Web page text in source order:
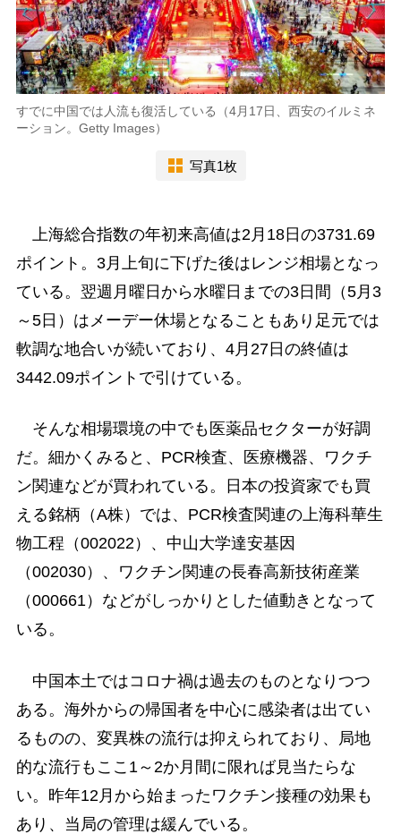
すでに中国では人流も復活している（4月17日、西安のイルミネ
ーション。Getty Images）
写真1枚
上海総合指数の年初来高値は2月18日の3731.69
ポイント。3月上旬に下げた後はレンジ相場となっ
ている。翌週月曜日から水曜日までの3日間（5月3
～5日）はメーデー休場となることもあり足元では
軟調な地合いが続いており、4月27日の終値は
3442.09ポイントで引けている。
そんな相場環境の中でも医薬品セクターが好調
だ。細かくみると、PCR検査、医療機器、ワクチ
ン関連などが買われている。日本の投資家でも買
える銘柄（A株）では、PCR検査関連の上海科華生
物工程（002022）、中山大学達安基因
（002030）、ワクチン関連の長春高新技術産業
（000661）などがしっかりとした値動きとなって
いる。
中国本土ではコロナ禍は過去のものとなりつつ
ある。海外からの帰国者を中心に感染者は出てい
るものの、変異株の流行は抑えられており、局地
的な流行もここ1～2か月間に限れば見当たらな
い。昨年12月から始まったワクチン接種の効果も
あり、当局の管理は緩んでいる。